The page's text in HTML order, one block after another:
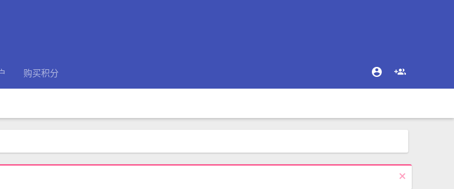
购买积分